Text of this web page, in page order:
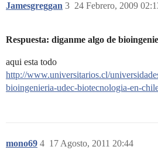
Jamesgreggan 24 Febrero, 2009
3
Respuesta: diganme algo de
aqui esta todo
http://www.universitarios.cl/
bioingenieria-udec-biotecnologia-en-
mono69 17 Agosto, 2011 20:44
4